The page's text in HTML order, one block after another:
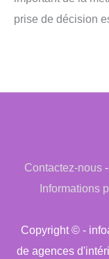
prise de décision
Contactez-nous-
Informations
Copyright © -
de agences